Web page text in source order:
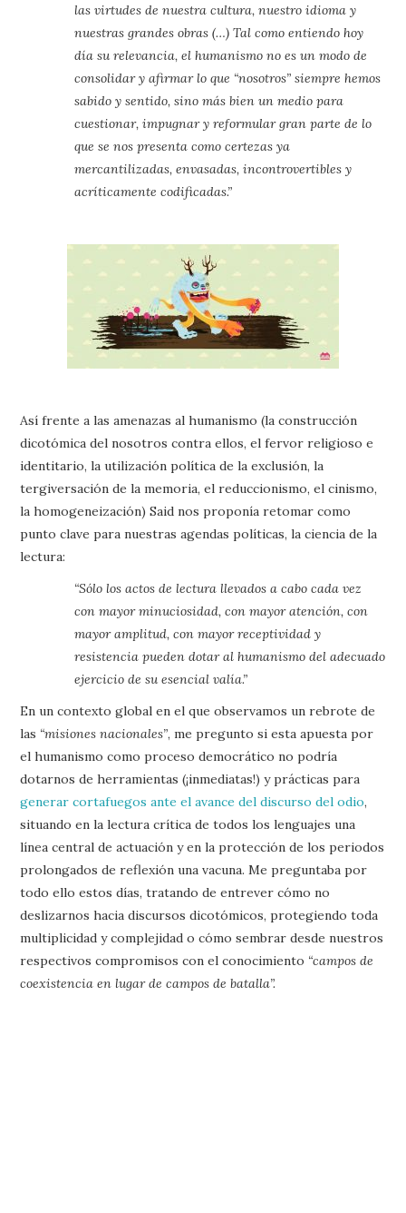
las virtudes de nuestra cultura, nuestro idioma y
nuestras grandes obras (…) Tal como entiendo hoy
día su relevancia, el humanismo no es un modo de
consolidar y afirmar lo que “nosotros” siempre hemos
sabido y sentido, sino más bien un medio para
cuestionar, impugnar y reformular gran parte de lo
que se nos presenta como certezas ya
mercantilizadas, envasadas, incontrovertibles y
acríticamente codificadas.”
Así frente a las amenazas al humanismo (la construcción
dicotómica del nosotros contra ellos, el fervor religioso e
identitario, la utilización política de la exclusión, la
tergiversación de la memoria, el reduccionismo, el cinismo,
la homogeneización) Said nos proponía retomar como
punto clave para nuestras agendas políticas, la ciencia de la
lectura:
“Sólo los actos de lectura llevados a cabo cada vez
con mayor minuciosidad, con mayor atención, con
mayor amplitud, con mayor receptividad y
resistencia pueden dotar al humanismo del adecuado
ejercicio de su esencial valía.”
En un contexto global en el que observamos un rebrote de
las “misiones nacionales”, me pregunto si esta apuesta por
el humanismo como proceso democrático no podría
dotarnos de herramientas (¡inmediatas!) y prácticas para
generar cortafuegos ante el avance del discurso del odio,
situando en la lectura crítica de todos los lenguajes una
línea central de actuación y en la protección de los periodos
prolongados de reflexión una vacuna. Me preguntaba por
todo ello estos días, tratando de entrever cómo no
deslizarnos hacia discursos dicotómicos, protegiendo toda
multiplicidad y complejidad o cómo sembrar desde nuestros
respectivos compromisos con el conocimiento “campos de
coexistencia en lugar de campos de batalla”.